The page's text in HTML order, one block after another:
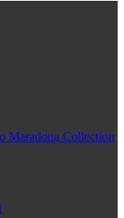
Maradona Collection